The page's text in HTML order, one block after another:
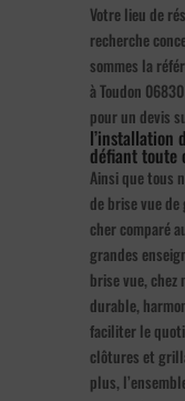
Votre lieu de
recherche
sommes la
à Toudon
pour un devis
l’installation
défiant toute
Ainsi que tous
de brise vue
cher comparé
grandes
brise vue, chez
durable,
faciliter le
clôtures et
plus,